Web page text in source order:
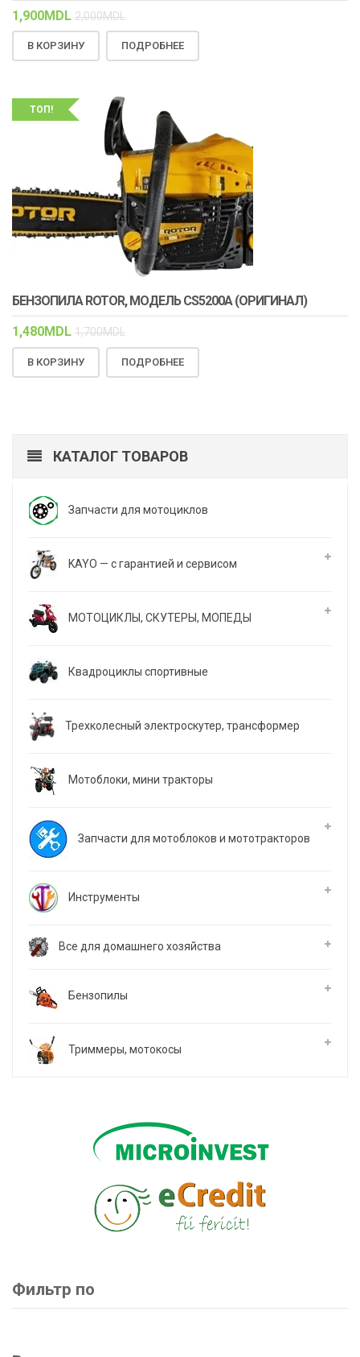
1,900MDL 2,000MDL
В КОРЗИНУ ПОДРОБНЕЕ
ТОП!
БЕНЗОПИЛА ROTOR, МОДЕЛЬ CS5200A (ОРИГИНАЛ)
1,480MDL 1,700MDL
В КОРЗИНУ ПОДРОБНЕЕ
КАТАЛОГ ТОВАРОВ
Запчасти для мотоциклов
KAYO — с гарантией и сервисом
МОТОЦИКЛЫ, СКУТЕРЫ, МОПЕДЫ
Квадроциклы спортивные
Трехколесный электроскутер, трансформер
Мотоблоки, мини тракторы
Запчасти для мотоблоков и мототракторов
Инструменты
Все для домашнего хозяйства
Бензопилы
Триммеры, мотокосы
Фильтр по